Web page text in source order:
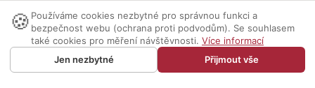
🍪 Používáme cookies nezbytné pro správnou funkci a
bezpečnost webu (ochrana proti podvodům). Se souhlasem
také cookies pro měření návštěvnosti. Více informací
Jen nezbytné
Přijmout vše